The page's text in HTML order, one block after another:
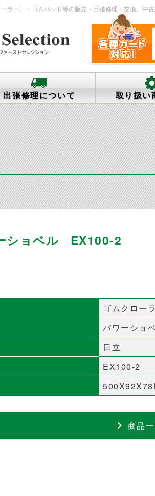
ラー）・ゴムパッド等の販売・出張修理・交換、中
出張修理について 取り扱い
ショベル EX100-2
ゴムクロー
パワーショ
日立
EX100-2
商品